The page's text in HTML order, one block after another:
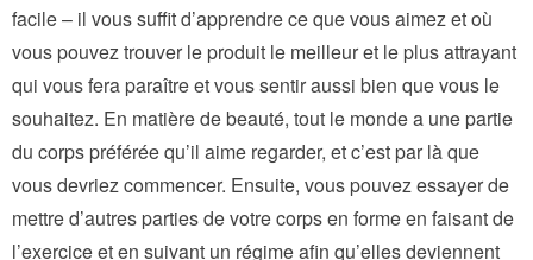
facile – il vous suffit d’apprendre ce que vous aimez et où
vous pouvez trouver le produit le meilleur et le plus attrayant
qui vous fera paraître et vous sentir aussi bien que vous le
souhaitez. En matière de beauté, tout le monde a une partie
du corps préférée qu’il aime regarder, et c’est par là que
vous devriez commencer. Ensuite, vous pouvez essayer de
mettre d’autres parties de votre corps en forme en faisant de
l’exercice et en suivant un régime afin qu’elles deviennent